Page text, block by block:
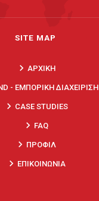
SITE MAP
keyboard_arrow_right ΑΡΧΙΚΗ
- ΕΜΠΟΡΙΚΗ ΔΙΑΧΕΙΡΙΣΗ
keyboard_arrow_right CASE STUDIES
keyboard_arrow_right FAQ
keyboard_arrow_right ΠΡΟΦΙΛ
keyboard_arrow_right ΕΠΙΚΟΙΝΩΝΙΑ